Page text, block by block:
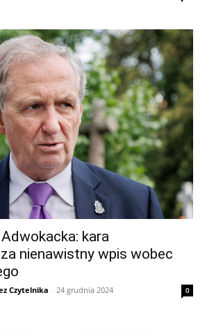
kara
nienawistny wpis wobec
Czytelnika - 24 grudnia 2024 0